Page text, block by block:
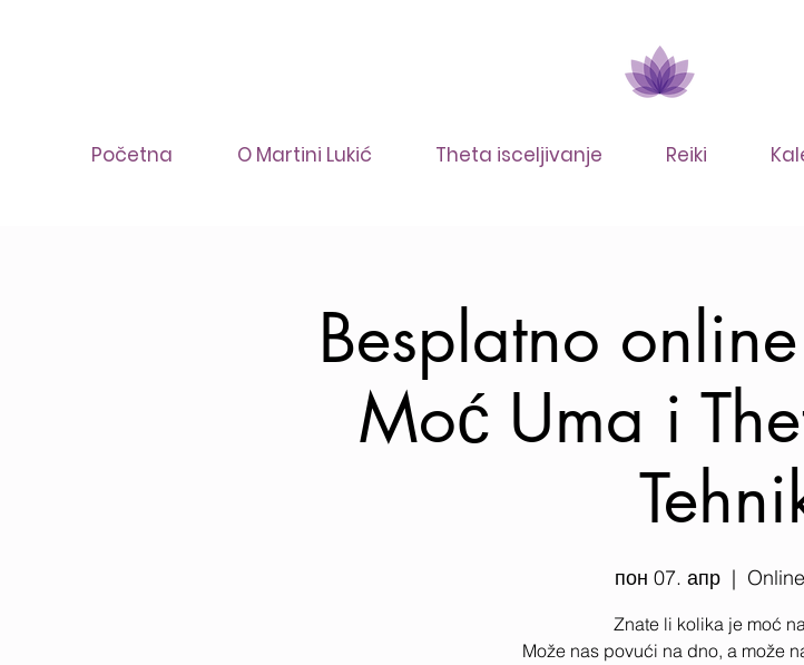
Početna O Martini Lukić Theta isceljivanje Reiki
Besplatno
Moć Uma i
пон 07. апр
  |
Znate li kolika je moć
Može nas povući na dno, a može